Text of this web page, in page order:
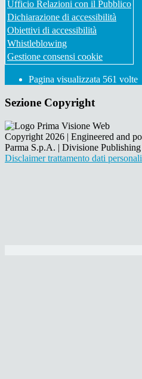
Ufficio Relazioni con il Pubblico
Dichiarazione di accessibilità
Obiettivi di accessibilità
Whistleblowing
Gestione consensi cookie
Pagina visualizzata 561 volte
Sezione Copyright
Copyright 2026 | Engineered and
Parma S.p.A. | Divisione
Disclaimer trattamento dati personali